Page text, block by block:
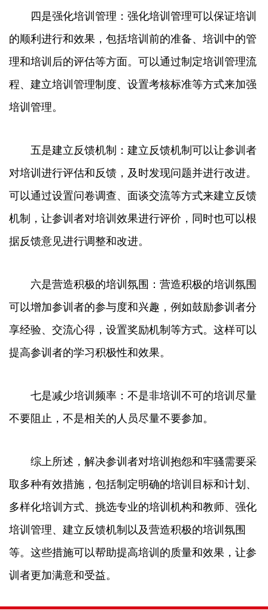
四是强化培训管理：强化培训管理可以保证培训
的顺利进行和效果，包括培训前的准备、培训中的管
理和培训后的评估等方面。可以通过制定培训管理流
程、建立培训管理制度、设置考核标准等方式来加强
培训管理。
五是建立反馈机制：建立反馈机制可以让参训者
对培训进行评估和反馈，及时发现问题并进行改进。
可以通过设置问卷调查、面谈交流等方式来建立反馈
机制，让参训者对培训效果进行评价，同时也可以根
据反馈意见进行调整和改进。
六是营造积极的培训氛围：营造积极的培训氛围
可以增加参训者的参与度和兴趣，例如鼓励参训者分
享经验、交流心得，设置奖励机制等方式。这样可以
提高参训者的学习积极性和效果。
七是减少培训频率：不是非培训不可的培训尽量
不要阻止，不是相关的人员尽量不要参加。
综上所述，解决参训者对培训抱怨和牢骚需要采
取多种有效措施，包括制定明确的培训目标和计划、
多样化培训方式、挑选专业的培训机构和教师、强化
培训管理、建立反馈机制以及营造积极的培训氛围
等。这些措施可以帮助提高培训的质量和效果，让参
训者更加满意和受益。